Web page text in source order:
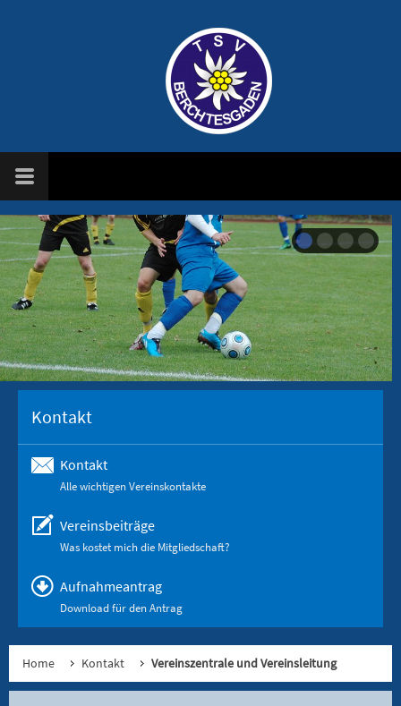
Kontakt
Kontakt
Alle wichtigen Vereinskontakte
Vereinsbeiträge
Was kostet mich die Mitgliedschaft?
Aufnahmeantrag
Download für den Antrag
Home Kontakt Vereinszentrale und Vereinsleitung